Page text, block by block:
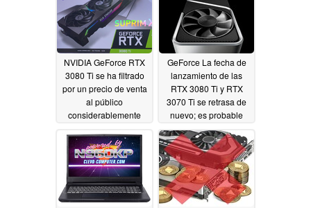
NVIDIA GeForce RTX
3080 Ti se ha filtrado
por un precio de venta
al público
considerablemente
dólares de
lanzamiento; se han
confirmado 12 GB de
VRAM GDDR6X
05/06/2021
GeForce La fecha de
lanzamiento de las
RTX 3080 Ti y RTX
3070 Ti se retrasa de
nuevo; es probable
que Nvidia anuncie las
tarjetas gráficas el 31
de mayo05/04/2021